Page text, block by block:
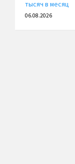
тысяч в месяц
06.08.2026